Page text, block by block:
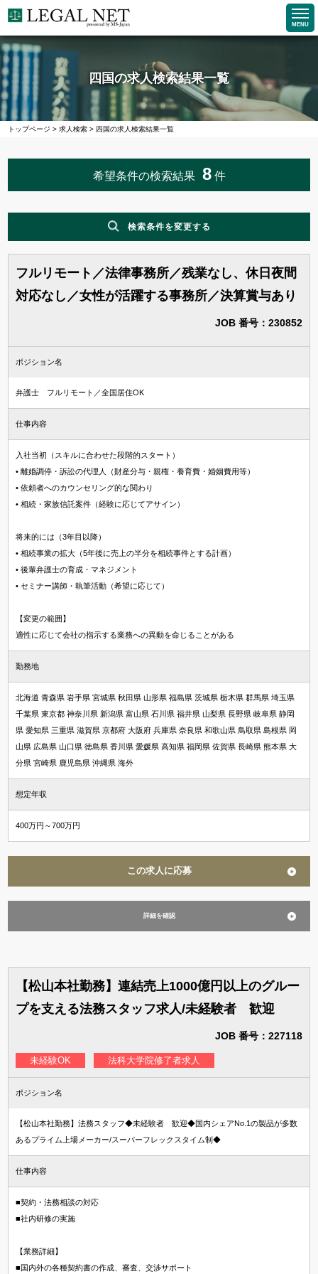
MENU
四国の求人検索結果一覧
トップページ >求人検索 > 四国の求人検索結果一覧
希望条件の検索結果 8件
検索条件を変更する
職種
企業求人で探す
法律事務所・特許事務所で探す
国内弁護士
司法試験合格者（司法修習生）
海外LLM・JD修了
弁理士
資格希望勤務地
年収
～ 万円含む
経験
マネジメント経験あり
フルリモート／法律事務所／残業なし、休日夜間
対応なし／女性が活躍する事務所／決算賞与あり
JOB 番号：230852
ポジション名
弁護士 フルリモート／全国居住OK
仕事内容
入社当初（スキルに合わせた段階的スタート）
• 離婚調停・訴訟の代理人（財産分与・親権・養育費・婚姻費用等）
• 依頼者へのカウンセリング的な関わり
• 相続・家族信託案件（経験に応じてアサイン）
将来的には（3年目以降）
• 相続事業の拡大（5年後に売上の半分を相続事件とする計画）
• 後輩弁護士の育成・マネジメント
• セミナー講師・執筆活動（希望に応じて）
【変更の範囲】
適性に応じて会社の指示する業務への異動を命じることがある
勤務地
北海道 青森県 岩手県 宮城県 秋田県 山形県 福島県 茨城県 栃木県 群馬県 埼玉県
千葉県 東京都 神奈川県 新潟県 富山県 石川県 福井県 山梨県 長野県 岐阜県 静岡
県 愛知県 三重県 滋賀県 京都府 大阪府 兵庫県 奈良県 和歌山県 鳥取県 島根県 岡
山県 広島県 山口県 徳島県 香川県 愛媛県 高知県 福岡県 佐賀県 長崎県 熊本県 大
分県 宮崎県 鹿児島県 沖縄県 海外
想定年収
400万円～700万円
この求人に応募
詳細を確認
【松山本社勤務】連結売上1000億円以上のグルー
プを支える法務スタッフ求人/未経験者 歓迎
JOB 番号：227118
未経験OK 法科大学院修了者求人
ポジション名
【松山本社勤務】法務スタッフ◆未経験者 歓迎◆国内シェアNo.1の製品が多数
あるプライム上場メーカー/スーパーフレックスタイム制◆
仕事内容
■契約・法務相談の対応
■社内研修の実施
【業務詳細】
■国内外の各種契約書の作成、審査、交渉サポート